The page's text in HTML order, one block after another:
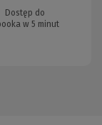
Dostęp do
w 5 minut